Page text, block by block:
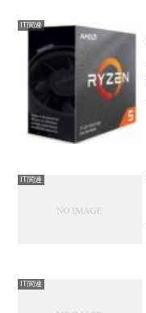
IT関連
IT関連
IT関連